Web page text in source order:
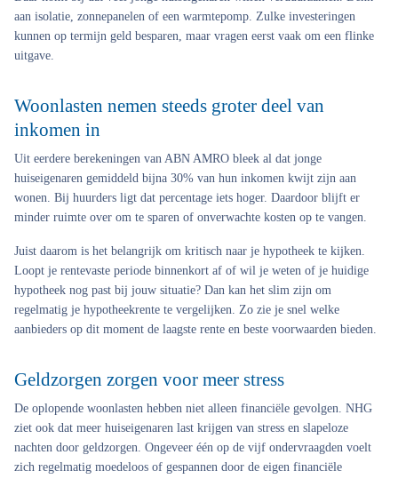
aan isolatie, zonnepanelen of een warmtepomp. Zulke investeringen
kunnen op termijn geld besparen, maar vragen eerst vaak om een flinke
uitgave.
Woonlasten nemen steeds groter deel van
inkomen in
Uit eerdere berekeningen van ABN AMRO bleek al dat jonge
huiseigenaren gemiddeld bijna 30% van hun inkomen kwijt zijn aan
wonen. Bij huurders ligt dat percentage iets hoger. Daardoor blijft er
minder ruimte over om te sparen of onverwachte kosten op te vangen.
Juist daarom is het belangrijk om kritisch naar je hypotheek te kijken.
Loopt je rentevaste periode binnenkort af of wil je weten of je huidige
hypotheek nog past bij jouw situatie? Dan kan het slim zijn om
regelmatig je hypotheekrente te vergelijken. Zo zie je snel welke
aanbieders op dit moment de laagste rente en beste voorwaarden bieden.
Geldzorgen zorgen voor meer stress
De oplopende woonlasten hebben niet alleen financiële gevolgen. NHG
ziet ook dat meer huiseigenaren last krijgen van stress en slapeloze
nachten door geldzorgen. Ongeveer één op de vijf ondervraagden voelt
zich regelmatig moedeloos of gespannen door de eigen financiële